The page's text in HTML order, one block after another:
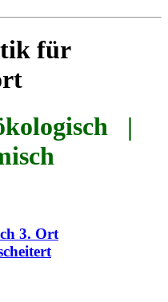
für
|
3. Ort